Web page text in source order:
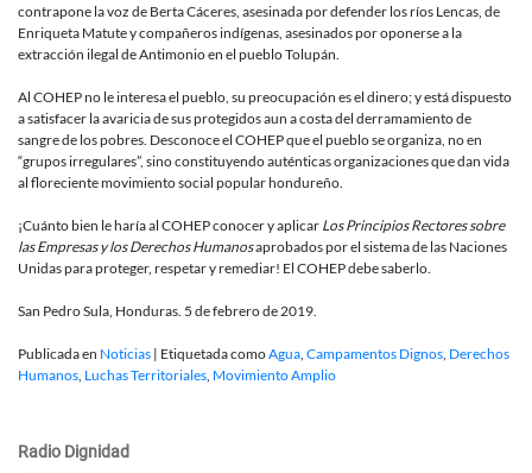
contrapone la voz de Berta Cáceres, asesinada por defender los ríos Lencas, de
Enriqueta Matute y compañeros indígenas, asesinados por oponerse a la
extracción ilegal de Antimonio en el pueblo Tolupán.
Al COHEP no le interesa el pueblo, su preocupación es el dinero; y está dispuesto
a satisfacer la avaricia de sus protegidos aun a costa del derramamiento de
sangre de los pobres. Desconoce el COHEP que el pueblo se organiza, no en
“grupos irregulares”, sino constituyendo auténticas organizaciones que dan vida
al floreciente movimiento social popular hondureño.
¡Cuánto bien le haría al COHEP conocer y aplicar Los Principios Rectores sobre
las Empresas y los Derechos Humanosaprobados por el sistema de las Naciones
Unidas para proteger, respetar y remediar! El COHEP debe saberlo.
San Pedro Sula, Honduras. 5 de febrero de 2019.
Publicada en Noticias | Etiquetada comoAgua Campamentos Dignos Derechos
Humanos Luchas Territoriales Movimiento Amplio
Radio Dignidad